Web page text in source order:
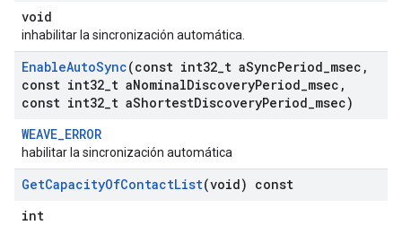
void
inhabilitar la sincronización automática.
EnableAutoSync(const int32 t aSyncPeriod msec ,
const int32 t aNominalDiscoveryPeriod msec ,
const int32 t aShortestDiscoveryPeriod msec)
WEAVE_ERROR
habilitar la sincronización automática
GetCapacityOfContactList(void) const
int